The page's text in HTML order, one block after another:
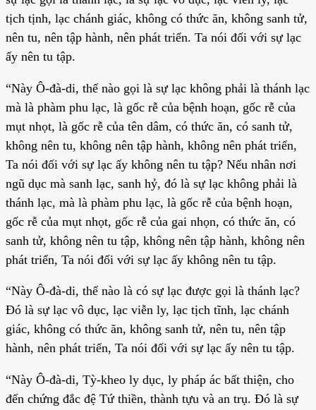
tịch tịnh, lạc chánh giác, không có thức ăn, không sanh tử,
nên tu, nên tập hành, nên phát triển. Ta nói đối với sự lạc
ấy nên tu tập.
“Này Ô-đà-di, thế nào gọi là sự lạc không phải là thánh lạc
mà là phàm phu lạc, là gốc rễ của bệnh hoạn, gốc rễ của
mụt nhọt, là gốc rễ của tên dâm, có thức ăn, có sanh tử,
không nên tu, không nên tập hành, không nên phát triển,
Ta nói đối với sự lạc ấy không nên tu tập? Nếu nhân nơi
ngũ dục mà sanh lạc, sanh hỷ, đó là sự lạc không phải là
thánh lạc, mà là phàm phu lạc, là gốc rễ của bệnh hoạn,
gốc rễ của mụt nhọt, gốc rễ của gai nhọn, có thức ăn, có
sanh tử, không nên tu tập, không nên tập hành, không nên
phát triển, Ta nói đối với sự lạc ấy không nên tu tập.
“Này Ô-đà-di, thế nào là có sự lạc được gọi là thánh lạc?
Đó là sự lạc vô dục, lạc viễn ly, lạc tịch tĩnh, lạc chánh
giác, không có thức ăn, không sanh tử, nên tu, nên tập
hành, nên phát triển, Ta nói đối với sự lạc ấy nên tu tập.
“Này Ô-đà-di, Tỳ-kheo ly dục, ly pháp ác bất thiện, cho
đến chứng đắc đệ Tứ thiền, thành tựu và an trụ. Đó là sự